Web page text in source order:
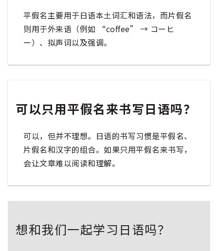
平假名主要用于日语本土词汇和语法，而片假名
则用于外来语（例如 “coffee” → コーヒ
ー）、拟声词以及强调。
可以只用平假名来书写日语吗？
可以，但并不理想。日语的书写习惯是平假名、
片假名和汉字的组合。如果只用平假名来书写，
会让文章难以阅读和理解。
想和我们一起学习日语吗？